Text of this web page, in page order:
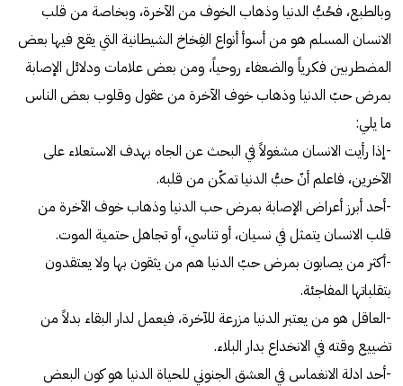
وبالطبع، فحُبُّ الدنيا وذهاب الخوف من الآخرة، وبخاصة من قلب
الانسان المسلم هو من أسوأ أنواع الفِخاخ الشيطانية التي يقع فيها بعض
المضطربين فكرياً والضعفاء روحياً، ومن بعض علامات ودلائل الإصابة
بمرض حبّ الدنيا وذهاب خوف الآخرة من عقول وقلوب بعض الناس
ما يلي:
-إذا رأيت الانسان مشغولاً في البحث عن الجاه بهدف الاستعلاء على
الآخرين، فاعلم أنّ حبُّ الدنيا تمكّن من قلبه.
-أحد أبرز أعراض الإصابة بمرض حب الدنيا وذهاب خوف الآخرة من
قلب الانسان يتمثل في نسيان، أو تناسي، أو تجاهل حتمية الموت.
-أكثر من يصابون بمرض حبّ الدنيا هم من يثقون بها ولا يعتقدون
بتقلباتها المفاجئة.
-العاقل هو من يعتبر الدنيا مزرعة للآخرة، فيعمل لدار البقاء بدلاً من
تضييع وقته في الانخداع بدار البلاء.
-أحد ادلة الانغماس في العشق الجنوني للحياة الدنيا هو كون البعض